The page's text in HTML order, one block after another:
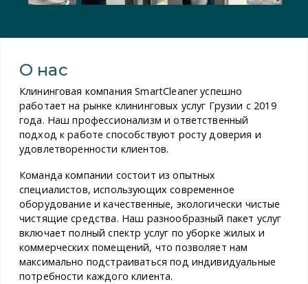
О нас
Клининговая компания SmartCleaner успешно
работает на рынке клининговых услуг Грузии с 2019
года. Наш профессионализм и ответственный
подход к работе способствуют росту доверия и
удовлетворенности клиентов.
Команда компании состоит из опытных
специалистов, использующих современное
оборудование и качественные, экологически чистые
чистящие средства. Наш разнообразный пакет услуг
включает полный спектр услуг по уборке жилых и
коммерческих помещений, что позволяет нам
максимально подстраиваться под индивидуальные
потребности каждого клиента.